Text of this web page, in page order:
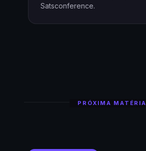
Satsconference.
PRÓXIMA MATÉRIA